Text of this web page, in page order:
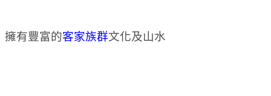
擁有豐富的客家族群文化及山水